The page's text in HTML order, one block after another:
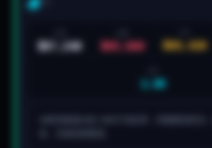
$87,240 $85,680 $89,420
2.9R